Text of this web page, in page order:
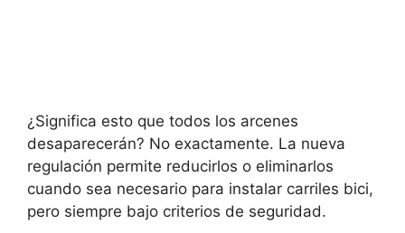
¿Significa esto que todos los arcenes
desaparecerán? No exactamente. La nueva
regulación permite reducirlos o eliminarlos
cuando sea necesario para instalar carriles bici,
pero siempre bajo criterios de seguridad.